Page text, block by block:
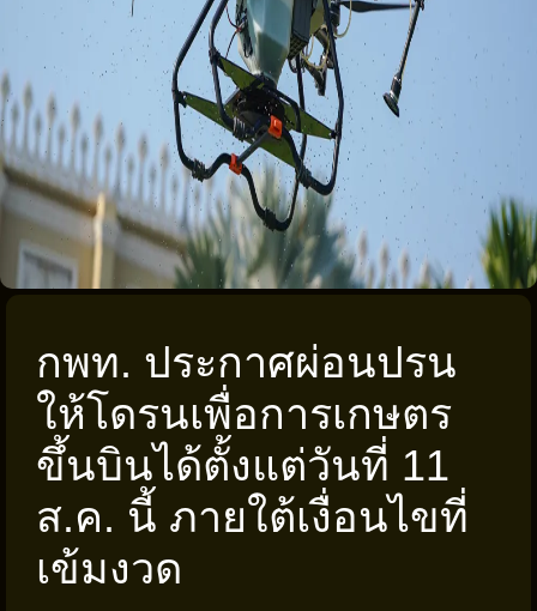
กพท. ประกาศผ่อนปรน
ให้โดรนเพื่อการเกษตร
ขึ้นบินได้ตั้งแต่วันที่ 11
ส.ค. นี้ ภายใต้เงื่อนไขที่
เข้มงวด